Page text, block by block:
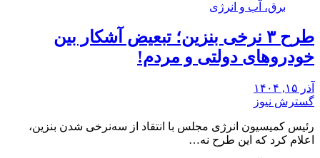
برق، آب و انرژی
طرح ۳ نرخی بنزین؛ تبعیض آشکار بین
خودروهای دولتی و مردم!
آذر ۱۵, ۱۴۰۴
گسترش نیوز
رئیس کمیسیون انرژی مجلس با انتقاد از سه‌نرخی شدن بنزین،
اعلام کرد که این طرح نه…